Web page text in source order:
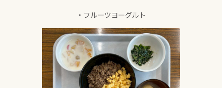
・フルーツヨーグルト